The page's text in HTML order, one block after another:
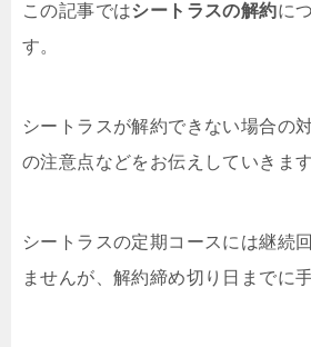
この記事ではシートラスの解約に
す。
シートラスが解約できない場合の
の注意点などをお伝えしていきます
シートラスの定期コースには継続
ませんが、解約締め切り日までに